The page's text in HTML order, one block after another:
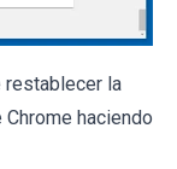
restablecer la
haciendo